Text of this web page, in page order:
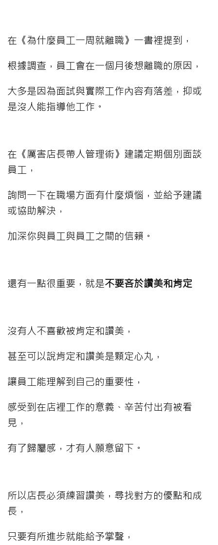
在《為什麼員工一周就離職》一書裡提到，
根據調查，員工會在一個月後想離職的原因，
大多是因為面試與實際工作內容有落差， 抑或
是沒人能指導他工作。
在《厲害店長帶人管理術》建議定期個別面談
員工，
詢問一下在職場方面有什麼煩惱， 並給予建議
或協助解決，
加深你與員工與員工之間的信賴。
還有一點很重要，就是不要吝於讚美和肯定
沒有人不喜歡被肯定和讚美，
甚至可以說肯定和讚美是顆定心丸，
讓員工能理解到自己的重要性，
感受到在店裡工作的意義、辛苦付出有被看
見，
有了歸屬感，才有人願意留下。
所以店長必須練習讚美，尋找對方的優點和成
長，
只要有所進步就能給予掌聲，